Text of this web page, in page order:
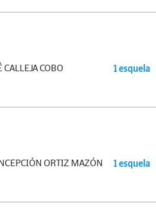
CALLEJA COBO 1 esquela
ORTIZ MAZÓN 1 esquela